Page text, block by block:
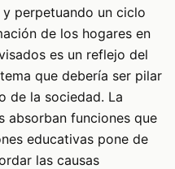
perpetuando un ciclo
de los hogares en
es un reflejo del
que debería ser pilar
de la sociedad. La
absorban funciones que
educativas pone de
las causas